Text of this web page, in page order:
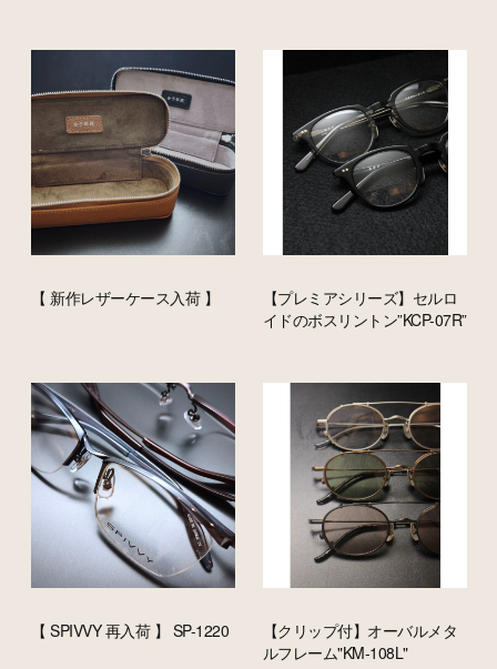
【 新作レザーケース入荷 】
【プレミアシリーズ】セルロ
イドのボスリントン”KCP-07R”
【 SPIVVY 再入荷 】 SP-1220
【クリップ付】オーバルメタ
ルフレーム"KM-108L"